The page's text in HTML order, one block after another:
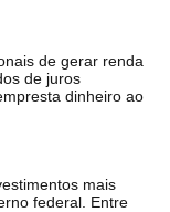
de gerar renda
de juros
dinheiro ao
mais
federal. Entre